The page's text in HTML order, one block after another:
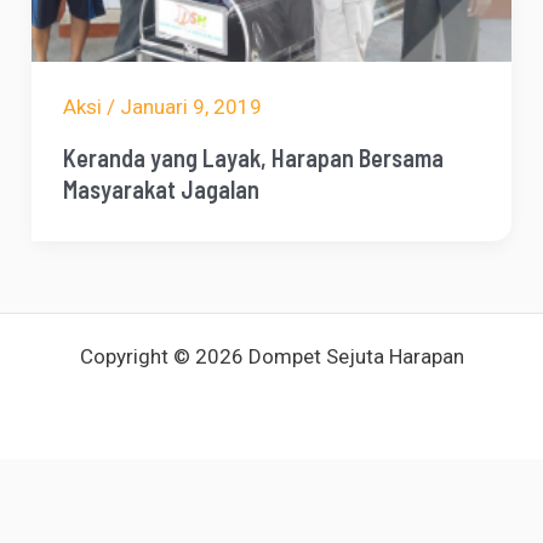
Aksi / Januari 9, 2019
Keranda yang Layak, Harapan Bersama
Masyarakat Jagalan
Copyright © 2026 Dompet Sejuta Harapan